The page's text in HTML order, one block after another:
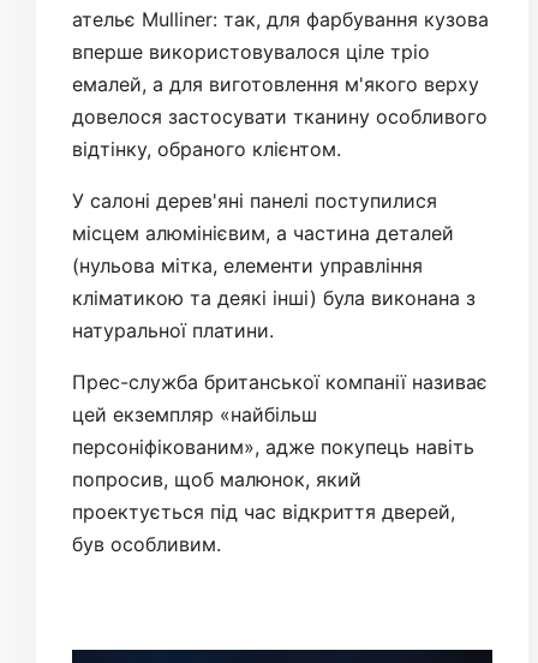
ательє Mulliner: так, для фарбування кузова
вперше використовувалося ціле тріо
емалей, а для виготовлення м'якого верху
довелося застосувати тканину особливого
відтінку, обраного клієнтом.
У салоні дерев'яні панелі поступилися
місцем алюмінієвим, а частина деталей
(нульова мітка, елементи управління
кліматикою та деякі інші) була виконана з
натуральної платини.
Прес-служба британської компанії називає
цей екземпляр «найбільш
персоніфікованим», адже покупець навіть
попросив, щоб малюнок, який
проектується під час відкриття дверей,
був особливим.